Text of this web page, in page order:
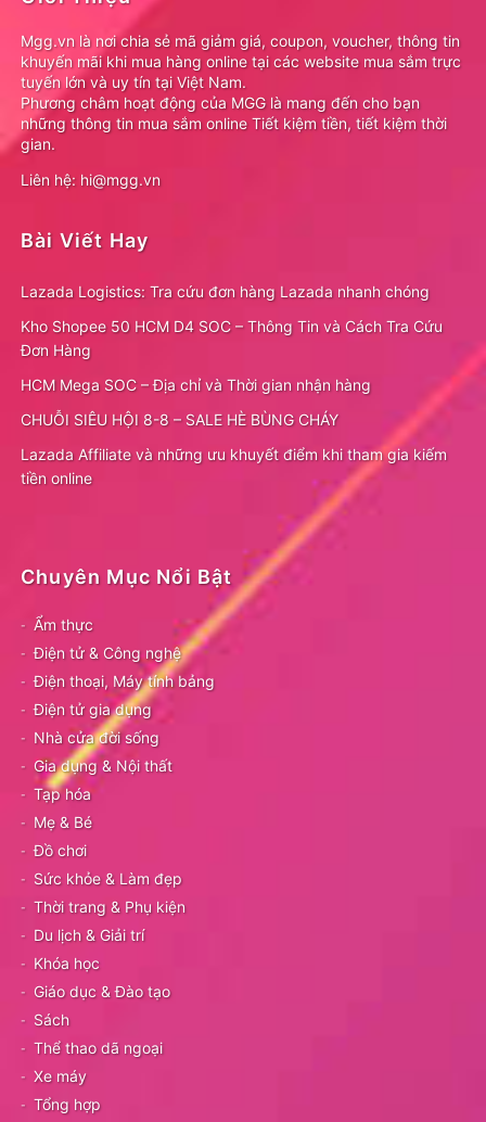
Mgg.vn là nơi chia sẻ mã giảm giá, coupon, voucher, thông tin
khuyến mãi khi mua hàng online tại các website mua sắm trực
tuyến lớn và uy tín tại Việt Nam.
Phương châm hoạt động của MGG là mang đến cho bạn
những thông tin mua sắm online Tiết kiệm tiền, tiết kiệm thời
gian.
Liên hệ: hi@mgg.vn
Bài Viết Hay
Lazada Logistics: Tra cứu đơn hàng Lazada nhanh chóng
Kho Shopee 50 HCM D4 SOC – Thông Tin và Cách Tra Cứu
Đơn Hàng
HCM Mega SOC – Địa chỉ và Thời gian nhận hàng
CHUỖI SIÊU HỘI 8-8 – SALE HÈ BÙNG CHÁY
Lazada Affiliate và những ưu khuyết điểm khi tham gia kiếm
tiền online
Chuyên Mục Nổi Bật
Ẩm thực
Điện tử & Công nghệ
Điện thoại, Máy tính bảng
Điện tử gia dụng
Nhà cửa đời sống
Gia dụng & Nội thất
Tạp hóa
Mẹ & Bé
Đồ chơi
Sức khỏe & Làm đẹp
Thời trang & Phụ kiện
Du lịch & Giải trí
Khóa học
Giáo dục & Đào tạo
Sách
Thể thao dã ngoại
Xe máy
Tổng hợp